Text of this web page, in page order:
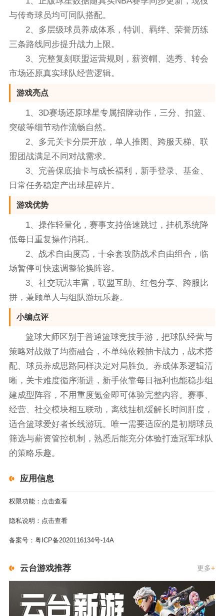
与传奇球员均可同队搭配。
2、多层级球员养成体系，特训、羁绊、荣誉历练
三条路线同步提升战力上限。
3、完整复刻联盟运营规则，薪资帽、选秀、转会
市场还原真实球队经营逻辑。
游戏亮点
1、3D赛场还原球星专属招牌动作，三分、扣篮、
突破等细节动作流畅自然。
2、多元关卡分层开放，单人推图、跨服天梯、联
盟团战满足不同对战需求。
3、完善保底抽卡与成长福利，新手登录、基金、
日常任务稳定产出球星碎片。
游戏优势
1、操作轻量化，赛事支持倍速跳过，挂机系统降
低每日重复操作消耗。
2、战术自由度高，十余套攻防战术自由组合，临
场暂停可快速调整轮换阵容。
3、社交玩法丰富，联盟互助、红包分享、跨服比
拼，兼顾单人与组队游玩乐趣。
小编点评
篮球大师区别于普通篮球竞技手游，把球队经营与
策略对战做了均衡融合，不单纯依赖抽卡战力，战术搭
配、球员养成思路同样决定对局胜负。养成体系逻辑清
晰，关卡难度循序渐进，新手依靠每日福利也能稳步组
建成型阵容，不用重度氪金即可体验完整内容。赛事、
经营、社交模块相互联动，离线挂机缓解长时间肝度，
适合篮球爱好者长线游玩。唯一需要适应的是初期球员
筛选与薪资管控机制，熟悉后能充分体验打造冠军球队
的策略乐趣。
应用信息
权限功能： 点击查看
隐私说明： 点击查看
备案号： 粤ICP备2020116134号-14A
云台游戏推荐 更多+